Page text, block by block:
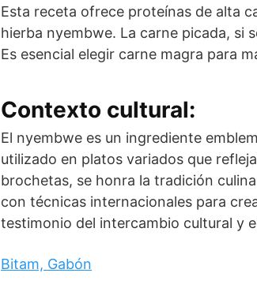
Esta receta ofrece proteínas de alta
hierba nyembwe. La carne picada, si
Es esencial elegir carne magra para
Contexto cultural:
El nyembwe es un ingrediente
utilizado en platos variados que
brochetas, se honra la tradición
con técnicas internacionales para
testimonio del intercambio cultural y
Bitam, Gabón